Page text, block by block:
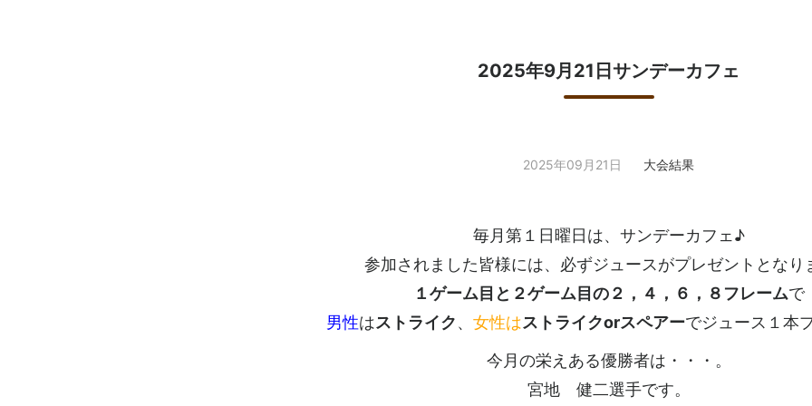
2025年9月21日サンデーカフェ
2025年09月21日 大会結果
毎月第１日曜日は、サンデーカフェ♪
参加されました皆様には、必ずジュースがプレゼントとなり
１ゲーム目と２ゲーム目の２，４，６，８フレームで
男性はストライク、 女性はストライクorスペアーでジュース１本
今月の栄えある優勝者は・・・。
宮地 健二選手です。